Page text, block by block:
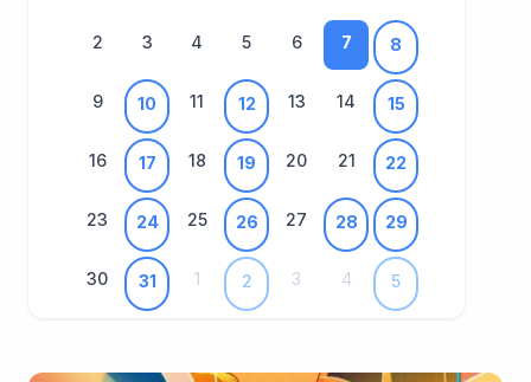
2 3 4 5 6 7 8
9 10 11 12 13 14 15
16 17 18 19 20 21 22
23 24 25 26 27 28 29
30 31 1 2 3 4 5